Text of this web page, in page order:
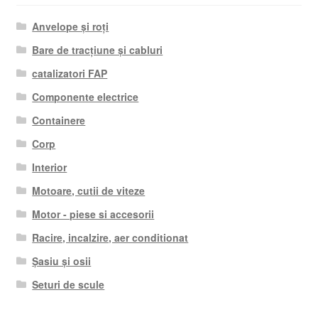
Anvelope și roți
Bare de tracțiune și cabluri
catalizatori FAP
Componente electrice
Containere
Corp
Interior
Motoare, cutii de viteze
Motor - piese si accesorii
Racire, incalzire, aer conditionat
Șasiu și osii
Seturi de scule